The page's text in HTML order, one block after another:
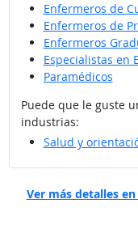
Enfermeros de
Enfermeros de
Enfermeros
Especialistas en
Paramédicos
Puede que le guste
industrias:
Salud y
Ver más detalles